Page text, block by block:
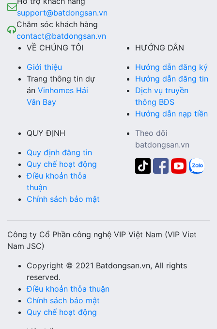
support@batdongsan.vn
Chăm sóc khách hàng
contact@batdongsan.vn
VỀ CHÚNG TÔI
Giới thiệu
Trang thông tin dự
án Vinhomes Hải
Vân Bay
HƯỚNG DẪN
Hướng dẫn đăng ký
Hướng dẫn đăng tin
Dịch vụ truyền
thông BĐS
Hướng dẫn nạp tiền
QUY ĐỊNH
Quy định đăng tin
Quy chế hoạt động
Điều khoản thỏa
thuận
Chính sách bảo mật
Theo dõi
batdongsan.vn
Công ty Cổ Phần công nghệ VIP Việt Nam (VIP Viet
Nam JSC)
Copyright © 2021 Batdongsan.vn, All rights
reserved.
Điều khoản thỏa thuận
Chính sách bảo mật
Quy chế hoạt động